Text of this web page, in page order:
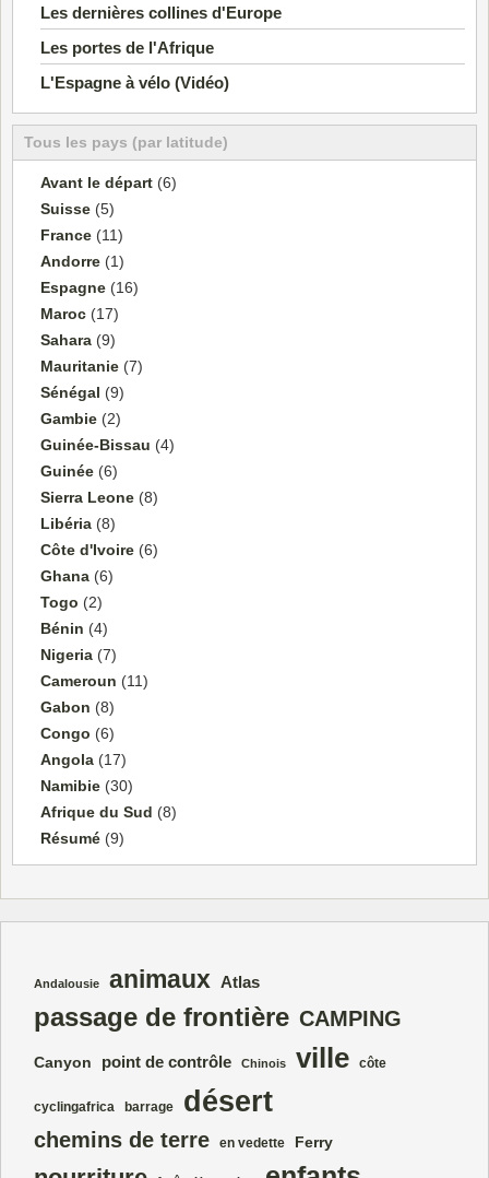
Les dernières collines d'Europe
Les portes de l'Afrique
L'Espagne à vélo (Vidéo)
Tous les pays (par latitude)
Avant le départ (6)
Suisse (5)
France (11)
Andorre (1)
Espagne (16)
Maroc (17)
Sahara (9)
Mauritanie (7)
Sénégal (9)
Gambie (2)
Guinée-Bissau (4)
Guinée (6)
Sierra Leone (8)
Libéria (8)
Côte d'Ivoire (6)
Ghana (6)
Togo (2)
Bénin (4)
Nigeria (7)
Cameroun (11)
Gabon (8)
Congo (6)
Angola (17)
Namibie (30)
Afrique du Sud (8)
Résumé (9)
Andalousie animaux Atlas
passage de frontière CAMPING
Canyon point de contrôle Chinois ville côte
cyclingafrica barrage désert
chemins de terre en vedette Ferry